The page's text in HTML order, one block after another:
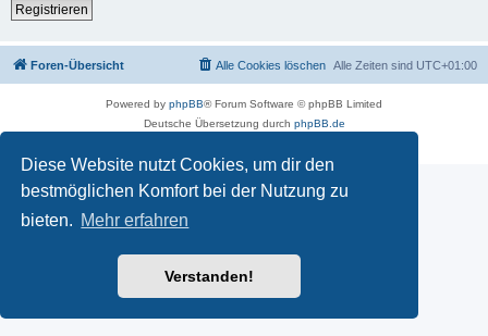
Diese Website nutzt Cookies, um dir den
bestmöglichen Komfort bei der Nutzung zu
bieten. Mehr erfahren
Verstanden!
Registrieren
Foren-Übersicht Alle Zeiten sind UTC+01:00
Alle Cookies löschen
Powered by phpBB® Forum Software © phpBB Limited
Deutsche Übersetzung durch phpBB.de